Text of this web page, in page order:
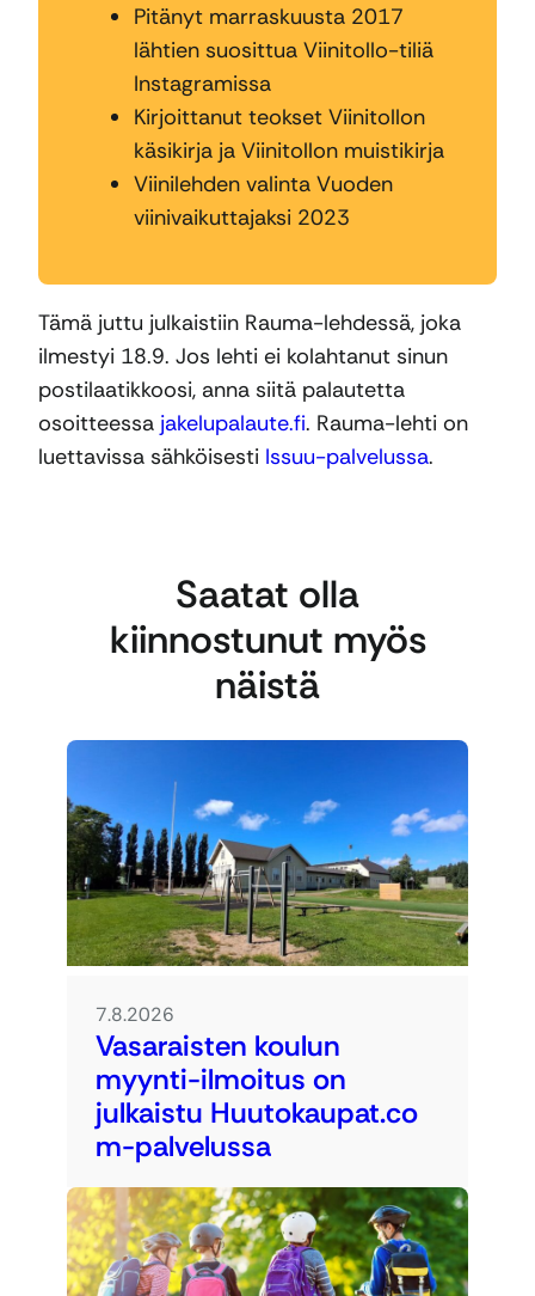
Pitänyt marraskuusta 2017
lähtien suosittua Viinitollo-tiliä
Instagramissa
Kirjoittanut teokset Viinitollon
käsikirja ja Viinitollon muistikirja
Viinilehden valinta Vuoden
viinivaikuttajaksi 2023
Tämä juttu julkaistiin Rauma-lehdessä, joka
ilmestyi 18.9. Jos lehti ei kolahtanut sinun
postilaatikkoosi, anna siitä palautetta
osoitteessa jakelupalaute.fi. Rauma-lehti on
luettavissa sähköisesti Issuu-palvelussa.
Saatat olla
kiinnostunut myös
näistä
7.8.2026
Vasaraisten koulun
myynti-ilmoitus on
julkaistu Huutokaupat.co
m-palvelussa